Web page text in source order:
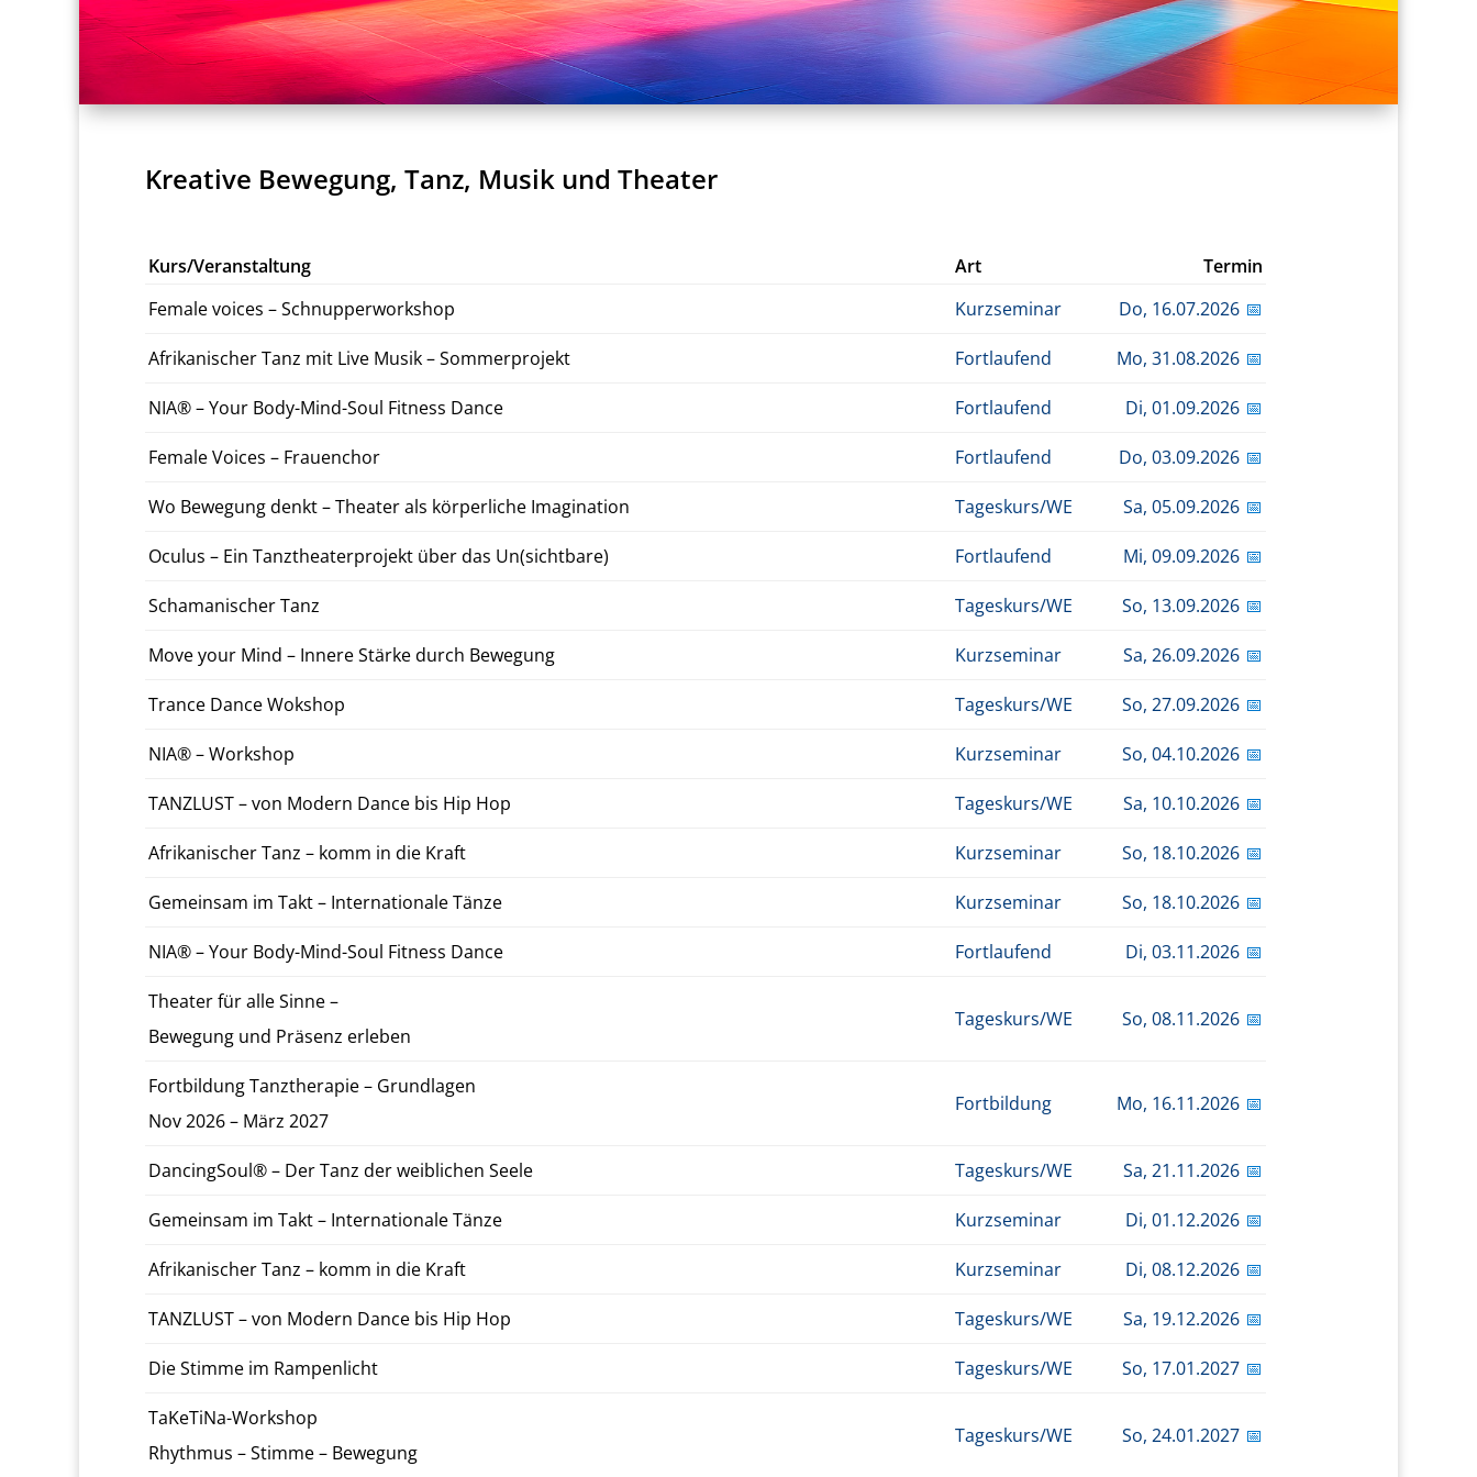
Kreative Bewegung, Tanz, Musik und Theater
Kurs/Veranstaltung Art
Termin
Female voices – Schnup­per­work­shop
Kurzseminar Do, 16.07.2026 📅
Afrikanis­ch­er Tanz mit Live Musik – Som­mer­pro­jekt Fortlaufend Mo, 31.08.2026 📅
NIA® – Your Body-­Mind-­Soul Fit­ness Dance Fortlaufend Di, 01.09.2026 📅
Female Voices – Frauen­chor Fortlaufend Do, 03.09.2026 📅
Wo Be­we­gung denkt – The­ater als kör­per­liche Imag­i­na­tion Tageskurs/WE Sa, 05.09.2026 📅
Oculus – Ein Tanzthe­ater­pro­jekt über das Un(sicht­bare) Fortlaufend Mi, 09.09.2026 📅
Schaman­is­ch­er Tanz Tageskurs/WE So, 13.09.2026 📅
Move your Mind – Innere Stärke durch Be­we­gung Kurzseminar Sa, 26.09.2026 📅
Trance Dance Wok­shop Tageskurs/WE So, 27.09.2026 📅
NIA® – Work­shop Kurzseminar So, 04.10.2026 📅
TAN­ZLUST – von Modern Dance bis Hip Hop Tageskurs/WE Sa, 10.10.2026 📅
Afrikanis­ch­er Tanz – komm in die Kraft Kurzseminar So, 18.10.2026 📅
Gemein­sam im Takt – In­ter­na­tionale Tänze Kurzseminar So, 18.10.2026 📅
NIA® – Your Body-­Mind-­Soul Fit­ness Dance Fortlaufend Di, 03.11.2026 📅
The­ater für alle Sinne –
Be­we­gung und Präsenz er­leben
Tageskurs/WE So, 08.11.2026 📅
Fort­bil­dung Tanzther­a­pie – Grund­la­gen
Nov 2026 – März 2027
Fortbildung Mo, 16.11.2026 📅
Danc­ing­Soul® – Der Tanz der weib­lichen Seele Tageskurs/WE Sa, 21.11.2026 📅
Gemein­sam im Takt – In­ter­na­tionale Tänze Kurzseminar Di, 01.12.2026 📅
Afrikanis­ch­er Tanz – komm in die Kraft Kurzseminar Di, 08.12.2026 📅
TAN­ZLUST – von Modern Dance bis Hip Hop Tageskurs/WE Sa, 19.12.2026 📅
Die Stimme im Ram­p­en­licht Tageskurs/WE So, 17.01.2027 📅
TaKeTi­Na-­Work­shop
Rhyth­mus – Stimme – Be­we­gung
Tageskurs/WE So, 24.01.2027 📅